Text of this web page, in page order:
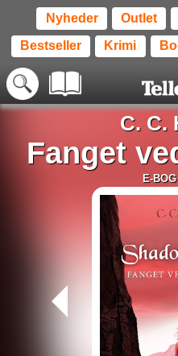
Nyheder Outlet
Bestseller Krimi
C. C.
Fanget
E-